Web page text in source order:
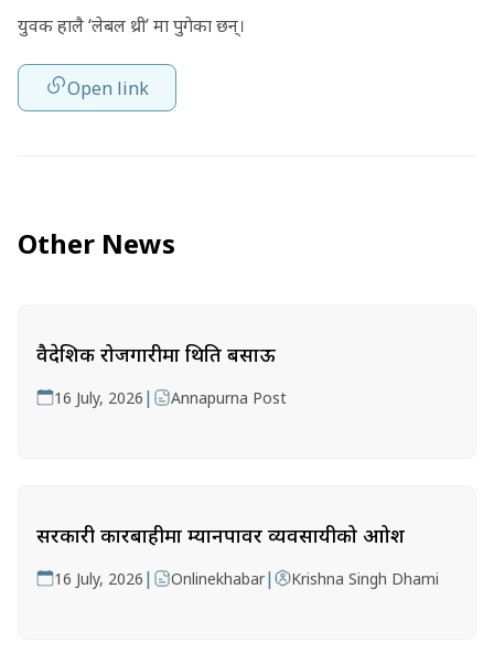
युवक हालै ‘लेबल थ्री’ मा पुगेका छन्।
Open link
Other News
वैदेशिक रोजगारीमा थिति बसाऊ
16 July, 2026 | Annapurna Post
सरकारी कारबाहीमा म्यानपावर व्यवसायीको आक्रोश
16 July, 2026 | Onlinekhabar| Krishna Singh Dhami